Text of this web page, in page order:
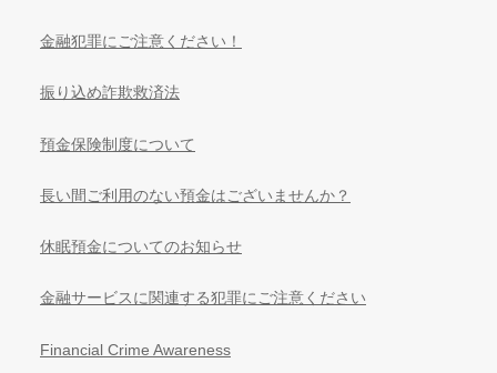
金融犯罪にご注意ください！
振り込め詐欺救済法
預金保険制度について
長い間ご利用のない預金はございませんか？
休眠預金についてのお知らせ
金融サービスに関連する犯罪にご注意ください
Financial Crime Awareness